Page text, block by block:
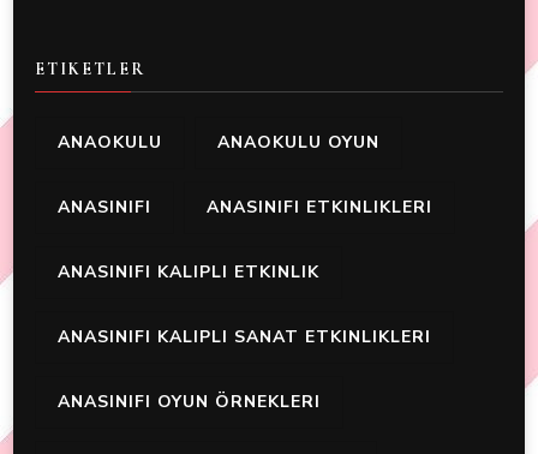
ETIKETLER
ANAOKULU ANAOKULU OYUN
ANASINIFI ANASINIFI ETKINLIKLERI
ANASINIFI KALIPLI ETKINLIK
ANASINIFI KALIPLI SANAT ETKINLIKLERI
ANASINIFI OYUN ÖRNEKLERI